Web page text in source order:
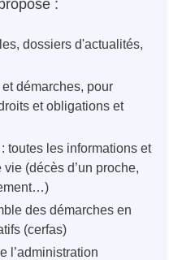
:
dossiers d'actualités,
démarches, pour
et obligations et
: toutes les informations et
(décès d’un proche,
des démarches en
(cerfas)
l’administration